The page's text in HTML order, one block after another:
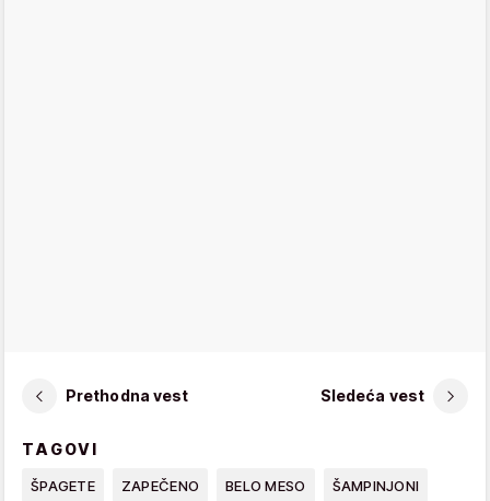
Prethodna vest Sledeća vest
TAGOVI
ŠPAGETE ZAPEČENO BELO MESO ŠAMPINJONI